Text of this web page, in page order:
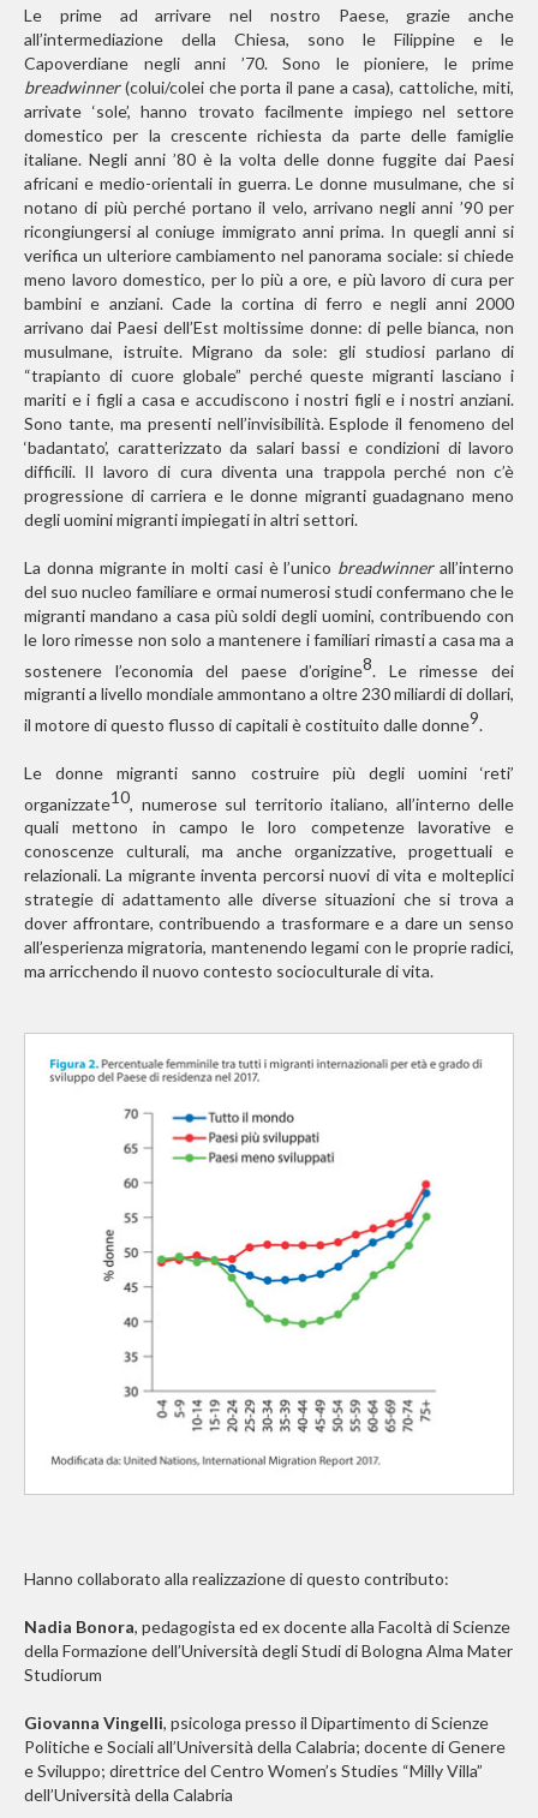
Le prime ad arrivare nel nostro Paese, grazie anche
all’intermediazione della Chiesa, sono le Filippine e le
Capoverdiane negli anni ’70. Sono le pioniere, le prime
breadwinner(colui/colei che porta il pane a casa), cattoliche, miti,
arrivate ‘sole’, hanno trovato facilmente impiego nel settore
domestico per la crescente richiesta da parte delle famiglie
italiane. Negli anni ’80 è la volta delle donne fuggite dai Paesi
africani e medio-orientali in guerra. Le donne musulmane, che si
notano di più perché portano il velo, arrivano negli anni ’90 per
ricongiungersi al coniuge immigrato anni prima. In quegli anni si
verifica un ulteriore cambiamento nel panorama sociale: si chiede
meno lavoro domestico, per lo più a ore, e più lavoro di cura per
bambini e anziani. Cade la cortina di ferro e negli anni 2000
arrivano dai Paesi dell’Est moltissime donne: di pelle bianca, non
musulmane, istruite. Migrano da sole: gli studiosi parlano di
“trapianto di cuore globale” perché queste migranti lasciano i
mariti e i figli a casa e accudiscono i nostri figli e i nostri anziani.
Sono tante, ma presenti nell’invisibilità. Esplode il fenomeno del
‘badantato’, caratterizzato da salari bassi e condizioni di lavoro
difficili. Il lavoro di cura diventa una trappola perché non c’è
progressione di carriera e le donne migranti guadagnano meno
degli uomini migranti impiegati in altri settori.
La donna migrante in molti casi è l’unico breadwinnerall’interno
del suo nucleo familiare e ormai numerosi studi confermano che le
migranti mandano a casa più soldi degli uomini, contribuendo con
le loro rimesse non solo a mantenere i familiari rimasti a casa ma a
sostenere l’economia del paese d’origine8. Le rimesse dei
migranti a livello mondiale ammontano a oltre 230 miliardi di dollari,
il motore di questo flusso di capitali è costituito dalle donne9.
Le donne migranti sanno costruire più degli uomini ‘reti’
organizzate10, numerose sul territorio italiano, al­l’interno delle
quali mettono in campo le loro competenze lavorative e
conoscenze culturali, ma anche organizzative, progettuali e
relazionali. La migrante inventa percorsi nuovi di vita e molteplici
strategie di adattamento alle diverse situazioni che si trova a
dover affrontare, contribuendo a trasformare e a dare un senso
all’esperienza migratoria, mantenendo legami con le proprie radici,
ma arricchendo il nuovo contesto socioculturale di vita.
Hanno collaborato alla realizzazione di questo contributo:
Nadia Bonora, pedagogista ed ex docente alla Facoltà di Scienze
della Formazione dell’Università degli Studi di Bologna Alma Mater
Studiorum
Giovanna Vingelli, psicologa presso il Dipartimento di Scienze
Politiche e Sociali all’Università della Calabria; docente di Genere
e Sviluppo; direttrice del Centro Women’s Studies “Milly Villa”
dell’Università della Calabria